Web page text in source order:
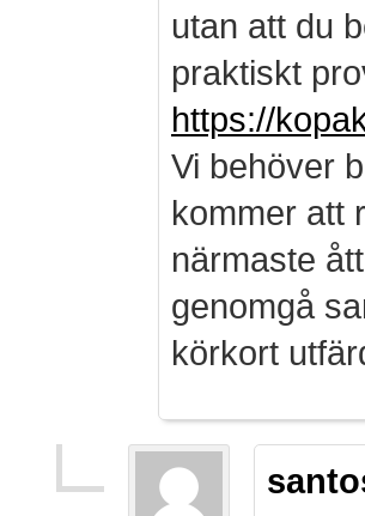
utan att du
praktiskt
https://
Vi behöver
kommer att
närmaste
genomgå
körkort